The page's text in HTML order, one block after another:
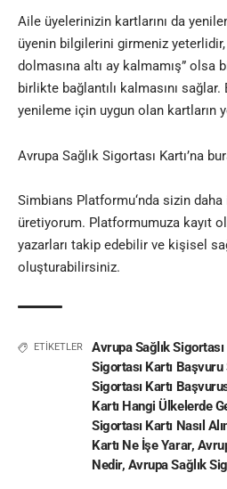
Aile üyelerinizin kartlarını da
üyenin bilgilerini girmeniz
dolmasına altı ay kalmamış” olsa
birlikte bağlantılı kalmasını
yenileme için uygun olan kartların
Avrupa Sağlık Sigortası Kartı’na
Simbians Platformu‘nda sizin
üretiyorum. Platformumuza kayıt
yazarları takip edebilir ve kişisel
oluşturabilirsiniz.
ETİKETLER Avrupa Sağlık Sigortası
Sigortası Kartı Başvuru
Sigortası Kartı
Kartı Hangi Ülkelerde
Sigortası Kartı Nasıl
Kartı Ne İşe Yarar,
Nedir, Avrupa Sağlık